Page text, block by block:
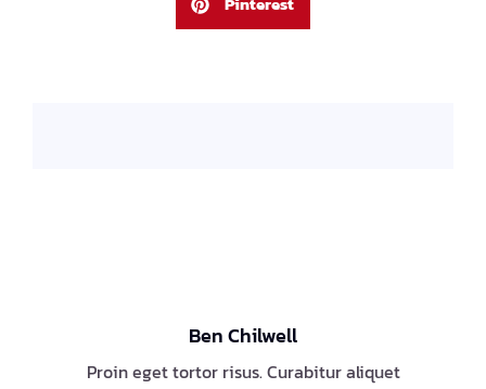
Ben Chilwell
Proin eget tortor risus. Curabitur aliquet